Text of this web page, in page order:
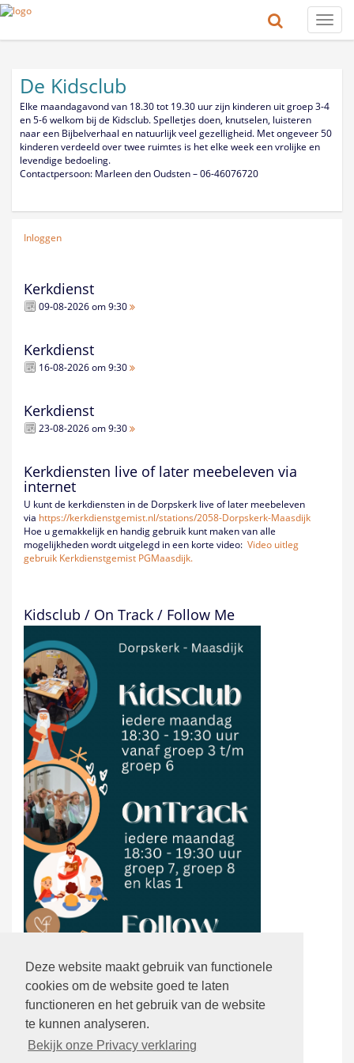
Deze website maakt gebruik van functionele
cookies om de website goed te laten
functioneren en het gebruik van de website
te kunnen analyseren.
Bekijk onze Privacy verklaring
Toggle
De Kidsclub
Elke maandagavond van 18.30 tot 19.30 uur zijn kinderen uit groep 3-4
en 5-6 welkom bij de Kidsclub. Spelletjes doen, knutselen, luisteren
naar een Bijbelverhaal en natuurlijk veel gezelligheid. Met ongeveer 50
kinderen verdeeld over twee ruimtes is het elke week een vrolijke en
levendige bedoeling.
Contactpersoon: Marleen den Oudsten – 06-46076720
Inloggen
Kerkdienst
09-08-2026 om 9:30
Kerkdienst
16-08-2026 om 9:30
Kerkdienst
23-08-2026 om 9:30
Kerkdiensten live of later meebeleven via
internet
U kunt de kerkdiensten in de Dorpskerk live of later meebeleven
via https://kerkdienstgemist.nl/stations/2058-Dorpskerk-Maasdijk
Hoe u gemakkelijk en handig gebruik kunt maken van alle
mogelijkheden wordt uitgelegd in een korte video: Video uitleg
gebruik Kerkdienstgemist PGMaasdijk.
Kidsclub / On Track / Follow Me